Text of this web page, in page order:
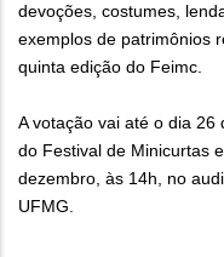
devoções, costumes,
exemplos de patrimônios
quinta edição do Feimc.
A votação vai até o dia 26
do Festival de Minicurtas
dezembro, às 14h, no
UFMG.